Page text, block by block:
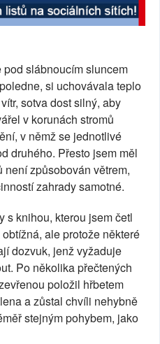
slábnoucím sluncem
si uchovávala teplo
sotva dost silný, aby
v korunách stromů
v němž se jednotlivé
druhého. Přesto jsem měl
způsobován větrem,
zahrady samotné.
s knihou, kterou jsem četl
ale protože některé
dozvuk, jenž vyžaduje
Po několika přečtených
položil hřbetem
a zůstal chvíli nehybně
stejným pohybem, jako